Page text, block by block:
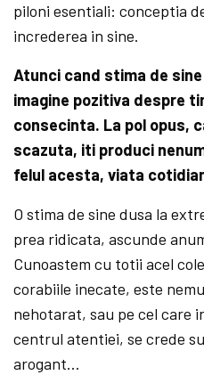
piloni esentiali: conceptia
increderea in sine.
Atunci cand stima de
imagine pozitiva despre
consecinta. La pol opus,
scazuta, iti produci
felul acesta, viata
O stima de sine dusa la
prea ridicata, ascunde
Cunoastem cu totii acel
corabiile inecate, este
nehotarat, sau pe cel care
centrul atentiei, se crede
arogant…